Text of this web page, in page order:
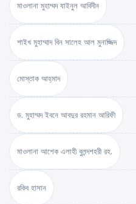
মাওলানা মুহাম্মদ যাইনুল আবিদীন
শাইখ মুহাম্মাদ বিন সালেহ আল মুনাজ্জিদ
মোস্তাক আহ্‌মাদ
ড. মুহাম্মদ ইবনে আবদুর রহমান আরিফী
মাওলানা আশেক এলাহী বুলন্দশহরী রহ.
রকিব হাসান